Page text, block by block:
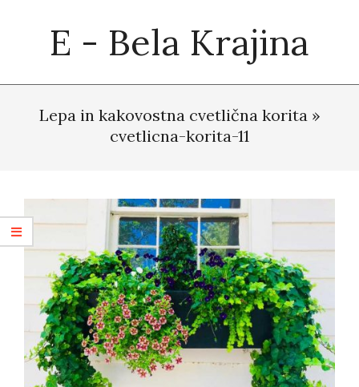
E - Bela Krajina
NavigationLepa in kakovostna cvetlična korita »
cvetlicna-korita-11